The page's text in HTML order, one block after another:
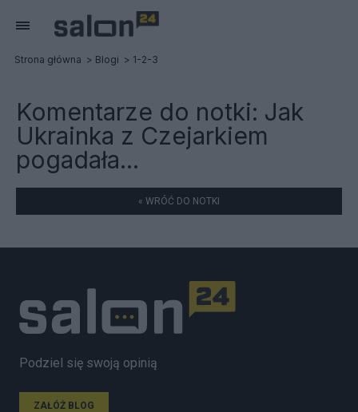
Strona główna Blogi 1-2-3
Komentarze do notki: Jak
Ukrainka z Czejarkiem
pogadała...
« WRÓĆ DO NOTKI
Podziel się swoją opinią
ZAŁÓŻ BLOG